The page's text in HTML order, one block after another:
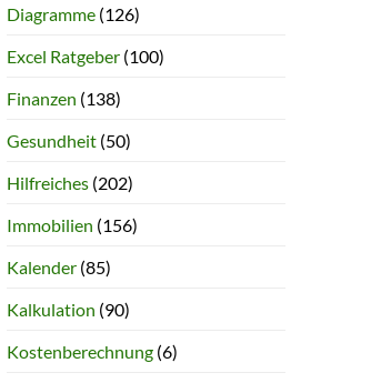
Diagramme(126)
Excel Ratgeber(100)
Finanzen (138)
Gesundheit(50)
Hilfreiches(202)
Immobilien (156)
Kalender(85)
Kalkulation (90)
Kostenberechnung(6)